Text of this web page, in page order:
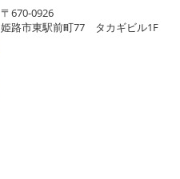
〒670-0926
姫路市東駅前町77 タカギビル1F